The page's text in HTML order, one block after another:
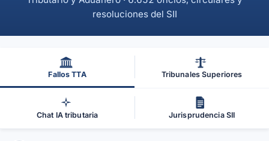
resoluciones del SII
Fallos TTA Tribunales Superiores
Chat IA tributaria Jurisprudencia SII